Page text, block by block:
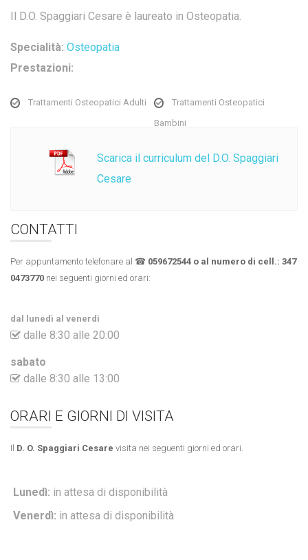
Il D.O. Spaggiari Cesare è laureato in Osteopatia.
Specialità: Osteopatia
Prestazioni:
Trattamenti Osteopatici Adulti
Trattamenti Osteopatici
Bambini
Scarica il curriculum del D.O. Spaggiari
Cesare
CONTATTI
Per appuntamento telefonare al ☎ 059672544 o al numero di cell.: 347
0473770 nei seguenti giorni ed orari:
dal lunedì al venerdì
dalle 8:30 alle 20:00
sabato
dalle 8:30 alle 13:00
ORARI E GIORNI DI VISITA
Il D. O. Spaggiari Cesare visita nei seguenti giorni ed orari.
Lunedì: in attesa di disponibilità
Venerdì: in attesa di disponibilità